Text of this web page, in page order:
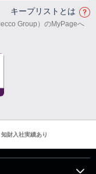
キープリストとは
Group）のMyPageへ
財入社実績あり